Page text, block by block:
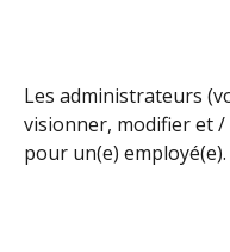
Les administrateurs
visionner, modifier et
pour un(e) employé(e).